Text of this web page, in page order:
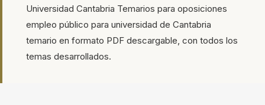
Universidad Cantabria Temarios para oposiciones
empleo público para universidad de Cantabria
temario en formato PDF descargable, con todos los
temas desarrollados.